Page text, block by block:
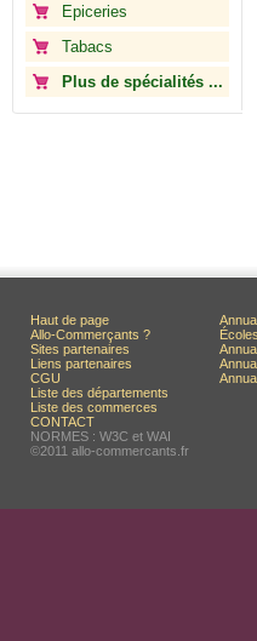
Epiceries
Tabacs
Plus de spécialités ...
Haut de page
Allo-Commerçants ?
Sites partenaires
Liens partenaires
CGU
Liste des départements
Liste des commerces
CONTACT
NORMES : W3C et WAI
©2011 allo-commercants.fr